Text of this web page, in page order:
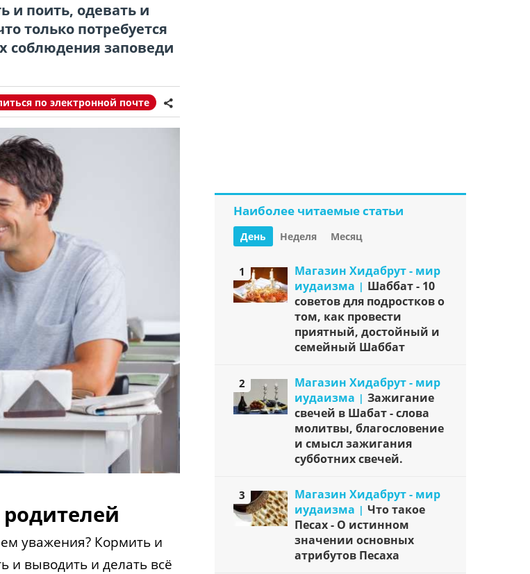
и поить, одевать и
только потребуется
соблюдения заповеди
по электронной почте share
уважения? Кормить и
и выводить и делать всё
Наиболее читаемые статьи
День Неделя Месяц
1
Магазин Хидабрут - мир
иудаизма
Шаббат - 10
советов для подростков о
том, как провести
приятный, достойный и
семейный Шаббат
2
Магазин Хидабрут - мир
иудаизма
Зажигание
свечей в Шабат - слова
молитвы, благословение
и смысл зажигания
субботних свечей.
3
Магазин Хидабрут - мир
иудаизма
Что такое
Песах - О истинном
значении основных
атрибутов Песаха